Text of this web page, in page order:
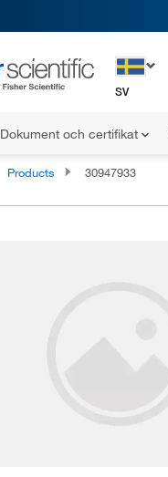
SV
Dokument och certifikat
Products 30947933